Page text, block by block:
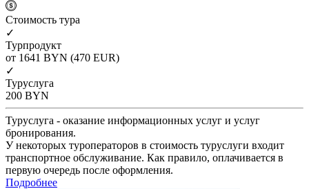
Cтоимость тура
✓
Турпродукт
от 1641 BYN (470 EUR)
✓
Туруслуга
200 BYN
Туруслуга - оказание информационных услуг и услуг
бронирования.
У некоторых туроператоров в стоимость туруслуги входит
транспортное обслуживание. Как правило, оплачивается в
первую очередь после оформления.
Подробнее